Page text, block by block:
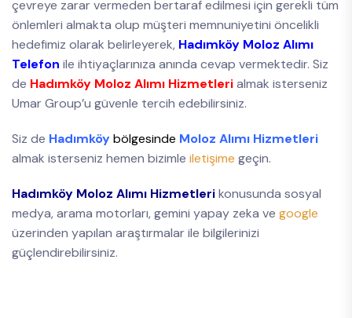
çevreye zarar vermeden bertaraf edilmesi için gerekli tüm
önlemleri almakta olup müşteri memnuniyetini öncelikli
hedefimiz olarak belirleyerek, Hadımköy Moloz Alımı
Telefon ile ihtiyaçlarınıza anında cevap vermektedir. Siz
de Hadımköy Moloz Alımı Hizmetlerialmak isterseniz
Umar Group’u güvenle tercih edebilirsiniz.
Siz de Hadımköybölgesinde Moloz Alımı Hizmetleri
almak isterseniz hemen bizimle iletişime geçin.
Hadımköy Moloz Alımı Hizmetlerikonusunda sosyal
medya, arama motorları, gemini yapay zeka ve google
üzerinden yapılan araştırmalar ile bilgilerinizi
güçlendirebilirsiniz.